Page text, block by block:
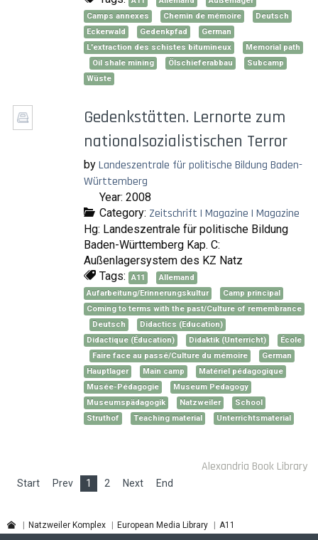
Camps annexes
Chemin de mémoire
Deutsch
Eckerwald
Gedenkpfad
German
L'extraction des schistes bitumineux
Memorial path
Oil shale mining
Ölschieferabbau
Subcamp
Wüste
Gedenkstätten. Lernorte zum
nationalsozialistischen Terror
by Landeszentrale für politische Bildung Baden-
Württemberg
Year: 2008
Category: Zeitschrift | Magazine | Magazine
Hg: Landeszentrale für politische Bildung
Baden-Württemberg Kap. C:
Außenlagersystem des KZ Natz
Tags:
A11
Allemand
Aufarbeitung/Erinnerungskultur
Camp principal
Coming to terms with the past/Culture of remembrance
Deutsch
Didactics (Education)
Didactique (Éducation)
Didaktik (Unterricht)
École
Faire face au passé/Culture du mémoire
German
Hauptlager
Main camp
Matériel pédagogique
Musée-Pédagogie
Museum Pedagogy
Museumspädagogik
Natzweiler
School
Struthof
Teaching material Unterrichtsmaterial
Alexandria Book Library
Start Prev 1 2 Next End
Natzweiler Komplex European Media Library A11